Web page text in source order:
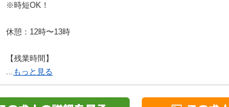
※時短OK！
休憩：12時〜13時
【残業時間】
... もっと見る